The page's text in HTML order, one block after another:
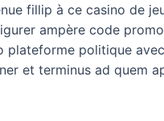
fillip à ce casino de
ampère code
plateforme politique
et terminus ad quem